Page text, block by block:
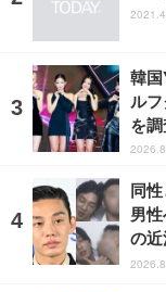
韓
ル
を
同
男
の